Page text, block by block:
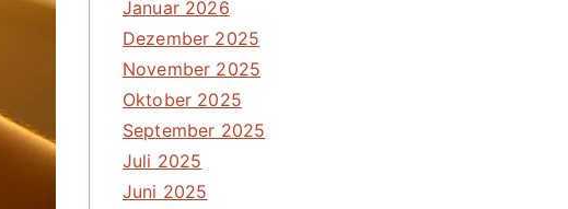
Januar 2026
Dezember 2025
November 2025
Oktober 2025
September 2025
Juli 2025
Juni 2025